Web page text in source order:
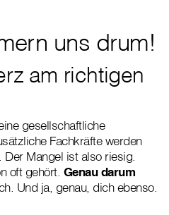
uns drum!
am richtigen
gesellschaftliche
Fachkräfte werden
Mangel ist also riesig.
oft gehört. Genau darum
Und ja, genau, dich ebenso.